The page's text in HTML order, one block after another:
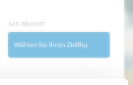
IHR ZIELORT: